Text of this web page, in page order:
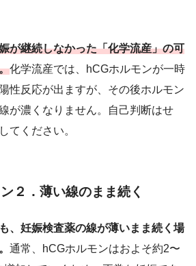
が継続しなかった「化学流産」の可
化学流産では、hCGホルモンが一時
性反応が出ますが、その後ホルモン
が濃くなりません。自己判断はせ
てください。
２．薄い線のまま続く
、妊娠検査薬の線が薄いまま続く場
通常、hCGホルモンはおよそ約2〜